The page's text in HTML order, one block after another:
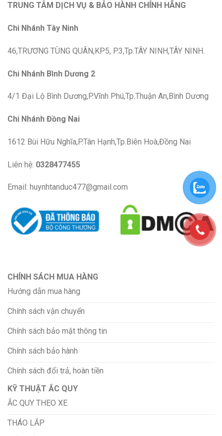
TRUNG TÂM DỊCH VỤ & BẢO HÀNH CHÍNH HÃNG
Chi Nhánh Tây Ninh
46,TRƯƠNG TÙNG QUÂN,KP5, P.3,Tp.TÂY NINH,TÂY NINH.
Chi Nhánh Bình Dương 2
4/1 Đại Lộ Bình Dương,P.Vĩnh Phú,Tp.Thuận An,Bình Dương
Chi Nhánh Đồng Nai
1612 Bùi Hữu Nghĩa,P.Tân Hạnh,Tp.Biên Hoà,Đồng Nai
Liên hệ: 0328477455
Email: huynhtanduc477@gmail.com
CHÍNH SÁCH MUA HÀNG
Hướng dẫn mua hàng
Chính sách vận chuyển
Chính sách bảo mật thông tin
Chính sách bảo hành
Chính sách đổi trả, hoàn tiền
KỸ THUẬT ẮC QUY
ẮC QUY THEO XE
THÁO LẮP